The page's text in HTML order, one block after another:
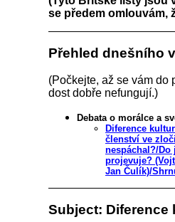
se předem omlouvám,
Přehled dnešního
(Počkejte, až se vám do
dost dobře nefungují.)
Debata o morálce a
Diference
členství ve
nespáchal?/
projevuje?
Jan Čulík)/
Subject: Diference